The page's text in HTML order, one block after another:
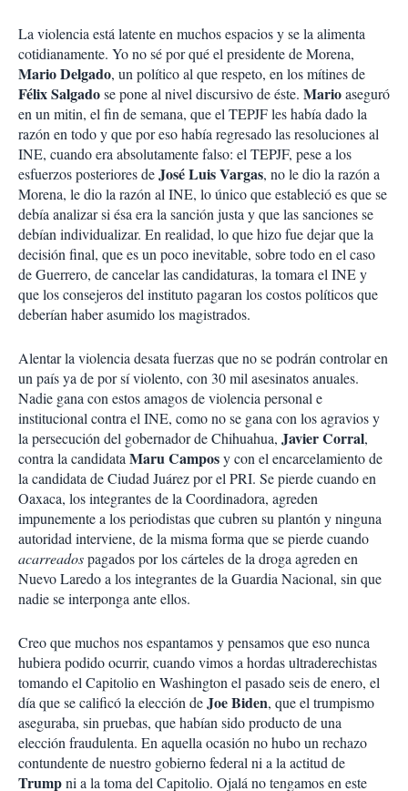
La violencia está latente en muchos espacios y se la alimenta
cotidianamente. Yo no sé por qué el presidente de Morena,
Mario Delgado, un político al que respeto, en los mítines de
Félix Salgadose pone al nivel discursivo de éste. Marioaseguró
en un mitin, el fin de semana, que el TEPJF les había dado la
razón en todo y que por eso había regresado las resoluciones al
INE, cuando era absolutamente falso: el TEPJF, pese a los
esfuerzos posteriores deJosé Luis Vargas, no le dio la razón a
Morena, le dio la razón al INE, lo único que estableció es que se
debía analizar si ésa era la sanción justa y que las sanciones se
debían individualizar. En realidad, lo que hizo fue dejar que la
decisión final, que es un poco inevitable, sobre todo en el caso
de Guerrero, de cancelar las candidaturas, la tomara el INE y
que los consejeros del instituto pagaran los costos políticos que
deberían haber asumido los magistrados.
Alentar la violencia desata fuerzas que no se podrán controlar en
un país ya de por sí violento, con 30 mil asesinatos anuales.
Nadie gana con estos amagos de violencia personal e
institucional contra el INE, como no se gana con los agravios y
la persecución del gobernador de Chihuahua, Javier Corral,
contra la candidata Maru Camposy con el encarcelamiento de
la candidata de Ciudad Juárez por el PRI. Se pierde cuando en
Oaxaca, los integrantes de la Coordinadora, agreden
impunemente a los periodistas que cubren su plantón y ninguna
autoridad interviene, de la misma forma que se pierde cuando
acarreadospagados por los cárteles de la droga agreden en
Nuevo Laredo a los integrantes de la Guardia Nacional, sin que
nadie se interponga ante ellos.
Creo que muchos nos espantamos y pensamos que eso nunca
hubiera podido ocurrir, cuando vimos a hordas ultraderechistas
tomando el Capitolio en Washington el pasado seis de enero, el
día que se calificó la elección deJoe Biden, que el trumpismo
aseguraba, sin pruebas, que habían sido producto de una
elección fraudulenta. En aquella ocasión no hubo un rechazo
contundente de nuestro gobierno federal ni a la actitud de
Trumpni a la toma del Capitolio. Ojalá no tengamos en este